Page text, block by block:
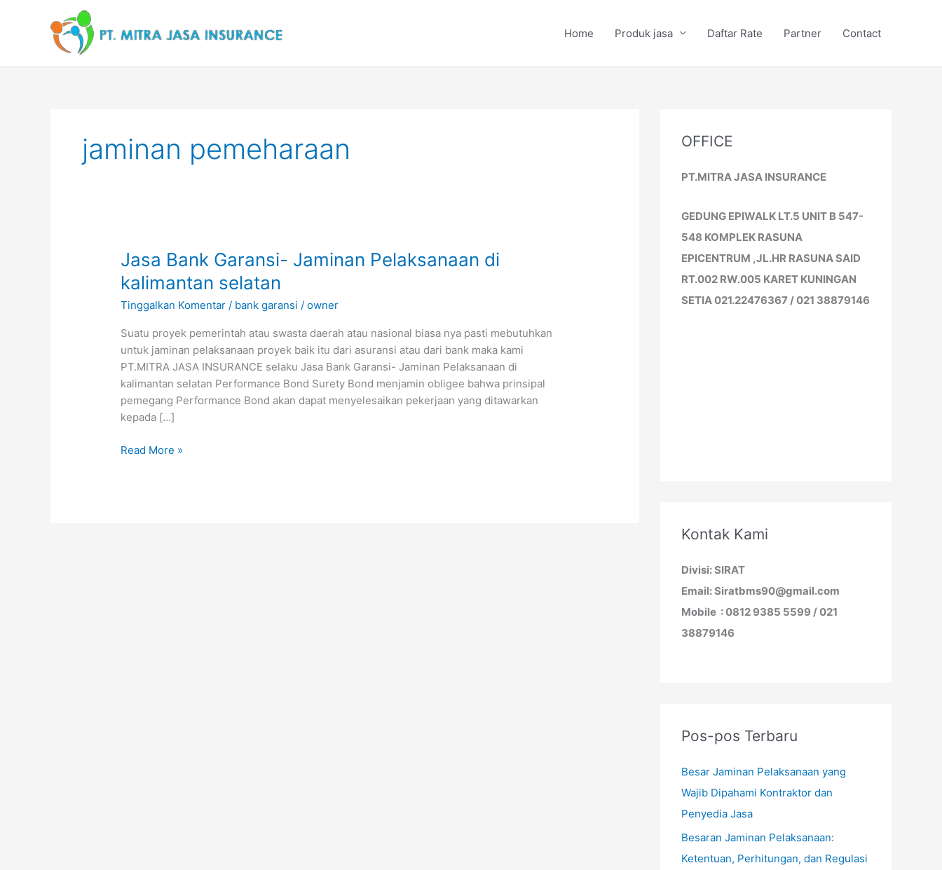
Home Produk jasa Daftar Rate Partner Contact
jaminan pemeharaan
Jasa Bank Garansi- Jaminan Pelaksanaan di
kalimantan selatan
Tinggalkan Komentar / bank garansi /owner
Suatu proyek pemerintah atau swasta daerah atau nasional biasa nya pasti mebutuhkan
untuk jaminan pelaksanaan proyek baik itu dari asuransi atau dari bank maka kami
PT.MITRA JASA INSURANCE selaku Jasa Bank Garansi- Jaminan Pelaksanaan di
kalimantan selatan Performance Bond Surety Bond menjamin obligee bahwa prinsipal
pemegang Performance Bond akan dapat menyelesaikan pekerjaan yang ditawarkan
kepada […]
Jasa
Garansi-
Jaminan
di
kalimantan
selatan
Read More »
OFFICE
PT.MITRA JASA INSURANCE
GEDUNG EPIWALK LT.5 UNIT B 547-
548 KOMPLEK RASUNA
EPICENTRUM ,JL.HR RASUNA SAID
RT.002 RW.005 KARET KUNINGAN
SETIA 021.22476367 / 021 38879146
Kontak Kami
Divisi: SIRAT
Email: Siratbms90@gmail.com
Mobile : 0812 9385 5599 / 021
38879146
Pos-pos Terbaru
Besar Jaminan Pelaksanaan yang
Wajib Dipahami Kontraktor dan
Penyedia Jasa
Besaran Jaminan Pelaksanaan:
Ketentuan, Perhitungan, dan Regulasi